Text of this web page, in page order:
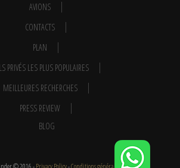
AVIONS
CONTACTS
PLAN
PRIVÉS LES PLUS POPULAIRES
MEILLEURES RECHERCHES
PRESS REVIEW
BLOG